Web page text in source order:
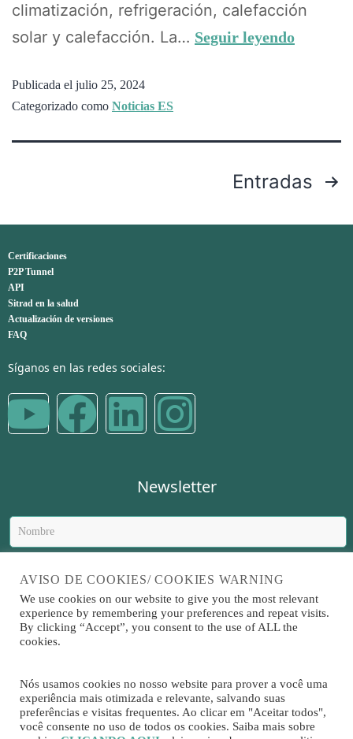
climatización, refrigeración, calefacción
solar y calefacción. La… Seguir leyendo
Publicada el julio 25, 2024
Categorizado como Noticias ES
Entradas
Certificaciones
P2P Tunnel
API
Sitrad en la salud
Actualización de versiones
FAQ
Síganos en las redes sociales:
Newsletter
Enviar
Sitrad es un software
desarrollado por
AVISO DE COOKIES/ COOKIES WARNING
We use cookies on our website to give you the most relevant
experience by remembering your preferences and repeat visits.
By clicking “Accept”, you consent to the use of ALL the
cookies.
Nós usamos cookies no nosso website para prover a você uma
experiência mais otimizada e relevante, salvando suas
preferências e visitas frequentes. Ao clicar em "Aceitar todos",
você consente no uso de todos os cookies. Saiba mais sobre